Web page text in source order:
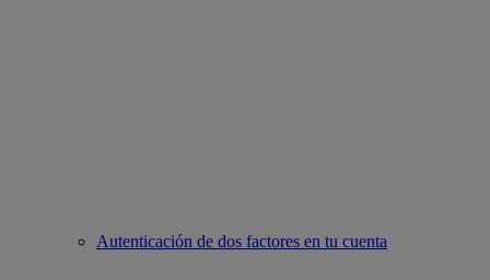
Autenticación de dos factores en tu cuenta